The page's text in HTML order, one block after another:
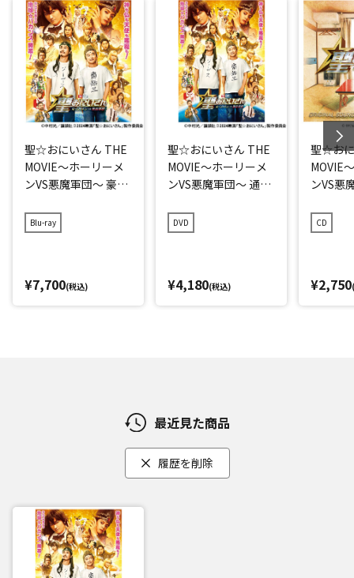
聖☆おにいさん THE
MOVIE～ホーリーメ
ンVS悪魔軍団～ 豪華
Blu-ray
¥7,700(税込)
聖☆おにいさん THE
MOVIE～ホーリーメ
ンVS悪魔軍団～ 通常
DVD
¥4,180(税込)
聖☆お
MOVIE
ンVS悪
ラック
CD
¥2,750
最近見た商品
履歴を削除